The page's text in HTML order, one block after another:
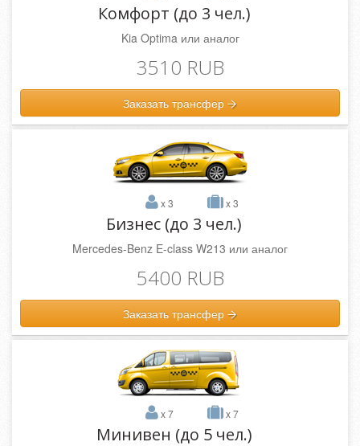
Комфорт (до 3 чел.)
Kia Optima или аналог
3510 RUB
Заказать трансфер
x 3 x 3
Бизнес (до 3 чел.)
Mercedes-Benz E-class W213 или аналог
5400 RUB
Заказать трансфер
x 7 x 7
Минивен (до 5 чел.)